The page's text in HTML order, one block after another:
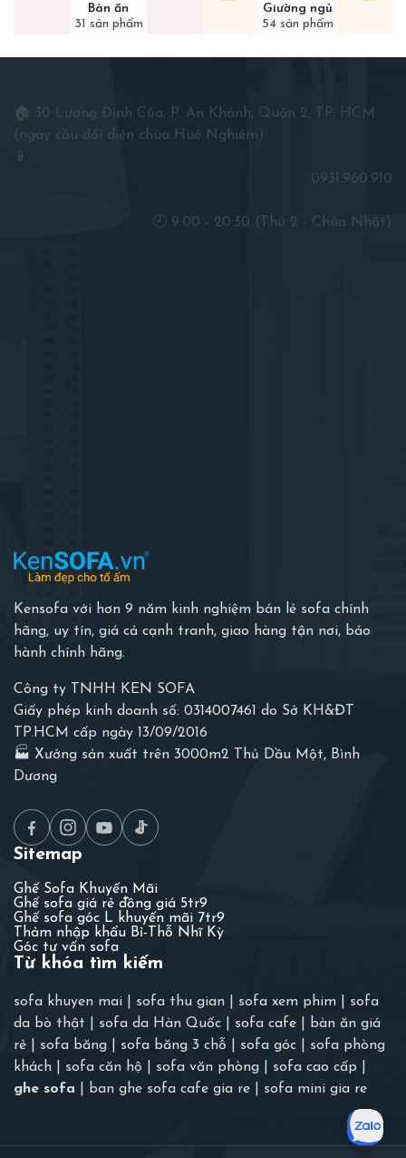
Bàn ăn
31 sản phẩm
Giường ngủ
54 sản phẩm
🏠 30 Lương Định Của, P. An Khánh, Quận 2, TP. HCM
(ngay cầu đối diện chùa Huê Nghiêm)
📱
0931.960.910
🕘 9:00 - 20:30 (Thứ 2 - Chúa Nhật)
Sitemap
Ghế Sofa Khuyến Mãi
Ghế sofa giá rẻ đồng giá 5tr9
Ghế sofa góc L khuyến mãi 7tr9
Thảm nhập khẩu Bỉ-Thỗ Nhĩ Kỳ
Góc tư vấn sofa
Kensofa với hơn 9 năm kinh nghiệm bán lẻ sofa chính
hãng, uy tín, giá cả cạnh tranh, giao hàng tận nơi, bảo
hành chính hãng.
Công ty TNHH KEN SOFA
Giấy phép kinh doanh số: 0314007461 do Sở KH&ĐT
TP.HCM cấp ngày 13/09/2016
🏭 Xưởng sản xuất trên 3000m2 Thủ Dầu Một, Bình
Dương
Từ khóa tìm kiếm
sofa khuyen mai sofa thu gian sofa xem phim
sofa
da bò thật
sofa da Hàn Quốc sofa cafe
bàn ăn giá
rẻ
sofa băng sofa băng 3 chỗ sofa góc
sofa phòng
khách
sofa căn hộ sofa văn phòng sofa cao cấp
ghe sofa
ban ghe sofa cafe gia re sofa mini gia re